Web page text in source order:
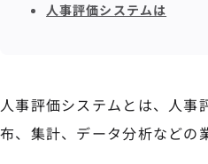
人事評価システムは
人事評価システムとは、人事
布、集計、データ分析などの